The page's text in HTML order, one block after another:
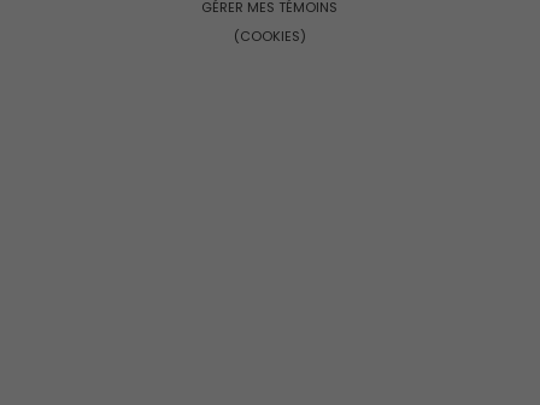
GÉRER MES TÉMOINS
(COOKIES)